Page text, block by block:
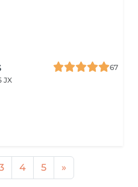
67
JX
4 5 »